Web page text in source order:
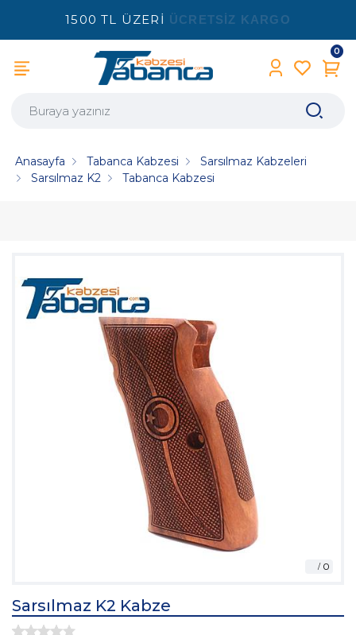
1500 TL ÜZERİ ÜCRETSİZ KARGO
0
Anasayfa Tabanca Kabzesi
Sarsılmaz Kabzeleri
Sarsılmaz K2
Tabanca Kabzesi
Sarsılmaz K2 Kabze